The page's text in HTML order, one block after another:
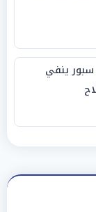
سبور ينفي